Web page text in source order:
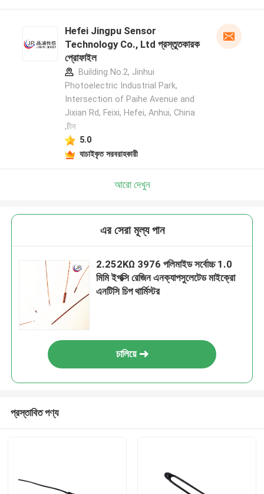
Hefei Jingpu Sensor
Technology Co., Ltd প্রস্তুতকারক
প্রোফাইল
Building No.2, Jinhui
Photoelectric Industrial Park,
Intersection of Paihe Avenue and
Jixian Rd, Feixi, Hefei, Anhui, China
,চীন
5.0
যাচাইকৃত সরবরাহকারী
আরো দেখুন
এর সেরা মূল্য পান
2.252KΩ 3976 পলিমাইড সর্বোচ্চ 1.0
মিমি ইপক্সি রেজিন এনক্যাপসুলেটেড মাইক্রো
এনটিসি চিপ থার্মিস্টর
চালিয়ে
প্রস্তাবিত পণ্য